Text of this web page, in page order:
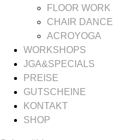
FLOOR WORK
CHAIR DANCE
ACROYOGA
WORKSHOPS
JGA&SPECIALS
PREISE
GUTSCHEINE
KONTAKT
SHOP